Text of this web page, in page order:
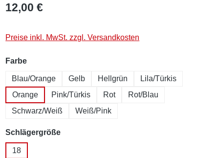
12,00 €
Preise inkl. MwSt. zzgl. Versandkosten
Farbeauswählen
Blau/Orange Gelb Hellgrün
Lila/Türkis
Orange
Pink/Türkis Rot
Rot/Blau
Schwarz/Weiß
Weiß/Pink
Schlägergrößeauswählen
18